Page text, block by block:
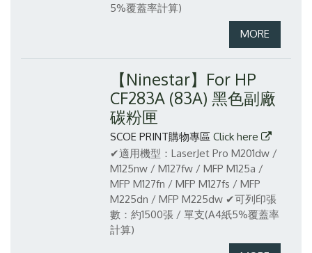
5%覆蓋率計算)
【Ninestar】For HP
CF283A (83A) 黑色副廠
碳粉匣
SCOE PRINT購物專區 Click here
✔適用機型：LaserJet Pro M201dw /
M125nw / M127fw / MFP M125a /
MFP M127fn / MFP M127fs / MFP
M225dn / MFP M225dw ✔可列印張
數：約1500張 / 單支(A4紙5%覆蓋率
計算)